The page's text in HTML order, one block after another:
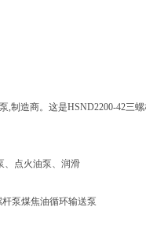
,制造商。这是HSND2200-42三
、点火油泵、润滑
泵煤焦油循环输送泵